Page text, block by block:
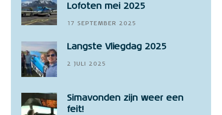
Lofoten mei 2025
17 SEPTEMBER 2025
Langste Vliegdag 2025
2 JULI 2025
Simavonden zijn weer een
feit!